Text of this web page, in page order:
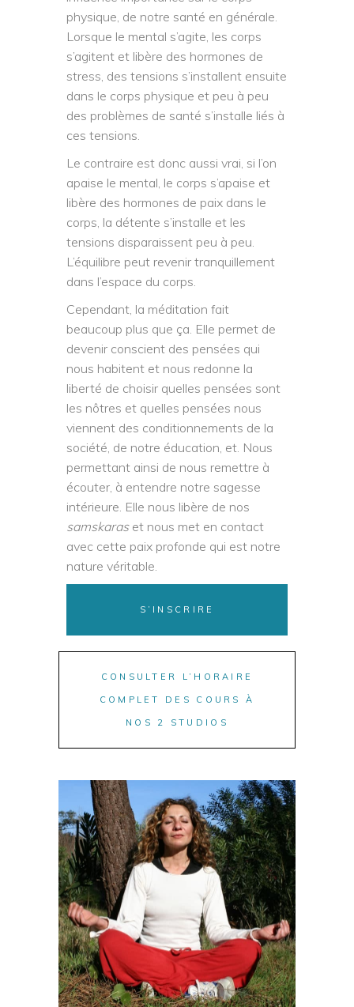
physique, de notre santé en générale.
Lorsque le mental s’agite, les corps
s’agitent et libère des hormones de
stress, des tensions s’installent ensuite
dans le corps physique et peu à peu
des problèmes de santé s’installe liés à
ces tensions.
Le contraire est donc aussi vrai, si l’on
apaise le mental, le corps s’apaise et
libère des hormones de paix dans le
corps, la détente s’installe et les
tensions disparaissent peu à peu.
L’équilibre peut revenir tranquillement
dans l’espace du corps.
Cependant, la méditation fait
beaucoup plus que ça. Elle permet de
devenir conscient des pensées qui
nous habitent et nous redonne la
liberté de choisir quelles pensées sont
les nôtres et quelles pensées nous
viennent des conditionnements de la
société, de notre éducation, et. Nous
permettant ainsi de nous remettre à
écouter, à entendre notre sagesse
intérieure. Elle nous libère de nos
samskaraset nous met en contact
avec cette paix profonde qui est notre
nature véritable.
S’INSCRIRE
CONSULTER L’HORAIRE
COMPLET DES COURS À
NOS 2 STUDIOS